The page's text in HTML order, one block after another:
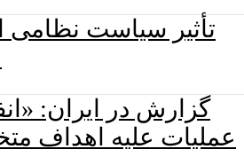
تأثیر سیاست نظامی
گزارش در ایران:
عملیات علیه اهداف